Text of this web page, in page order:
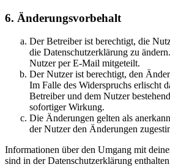
6. Änderungsvorbehalt
Der Betreiber ist berechtigt, die
die Datenschutzerklärung zu
Nutzer per E-Mail mitgeteilt.
Der Nutzer ist berechtigt, den
Im Falle des Widerspruchs erlischt
Betreiber und dem Nutzer
sofortiger Wirkung.
Die Änderungen gelten als
der Nutzer den Änderungen
Informationen über den Umgang mit
sind in der Datenschutzerklärung